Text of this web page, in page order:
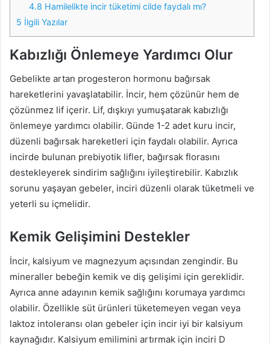
4.8 Hamilelikte incir tüketimi cilde faydalı mı?
5 İlgili Yazılar
Kabızlığı Önlemeye Yardımcı Olur
Gebelikte artan progesteron hormonu bağırsak
hareketlerini yavaşlatabilir. İncir, hem çözünür hem de
çözünmez lif içerir. Lif, dışkıyı yumuşatarak kabızlığı
önlemeye yardımcı olabilir. Günde 1-2 adet kuru incir,
düzenli bağırsak hareketleri için faydalı olabilir. Ayrıca
incirde bulunan prebiyotik lifler, bağırsak florasını
destekleyerek sindirim sağlığını iyileştirebilir. Kabızlık
sorunu yaşayan gebeler, inciri düzenli olarak tüketmeli ve
yeterli su içmelidir.
Kemik Gelişimini Destekler
İncir, kalsiyum ve magnezyum açısından zengindir. Bu
mineraller bebeğin kemik ve diş gelişimi için gereklidir.
Ayrıca anne adayının kemik sağlığını korumaya yardımcı
olabilir. Özellikle süt ürünleri tüketemeyen vegan veya
laktoz intoleransı olan gebeler için incir iyi bir kalsiyum
kaynağıdır. Kalsiyum emilimini artırmak için inciri D